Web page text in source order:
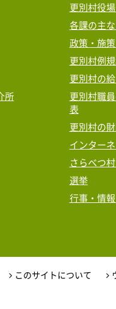
所
更別村役
各課の主
政策・施
更別村例
更別村の
更別村職
表
更別村の
インター
さらべつ
選挙
行事・情
このサイトについて